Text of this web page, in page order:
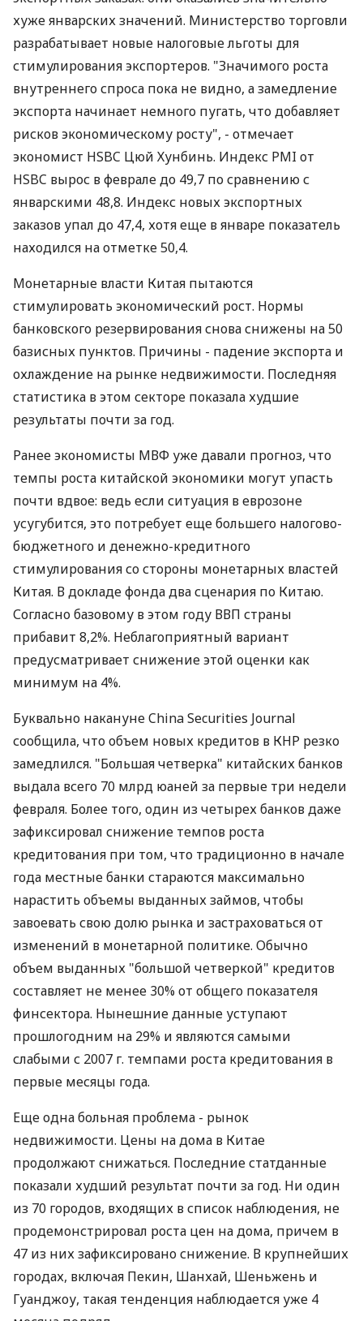
хуже январских значений. Министерство торговли
разрабатывает новые налоговые льготы для
стимулирования экспортеров. "Значимого роста
внутреннего спроса пока не видно, а замедление
экспорта начинает немного пугать, что добавляет
рисков экономическому росту", - отмечает
экономист HSBC Цюй Хунбинь. Индекс PMI от
HSBC вырос в феврале до 49,7 по сравнению с
январскими 48,8. Индекс новых экспортных
заказов упал до 47,4, хотя еще в январе показатель
находился на отметке 50,4.
Монетарные власти Китая пытаются
стимулировать экономический рост. Нормы
банковского резервирования снова снижены на 50
базисных пунктов. Причины - падение экспорта и
охлаждение на рынке недвижимости. Последняя
статистика в этом секторе показала худшие
результаты почти за год.
Ранее экономисты МВФ уже давали прогноз, что
темпы роста китайской экономики могут упасть
почти вдвое: ведь если ситуация в еврозоне
усугубится, это потребует еще большего налогово-
бюджетного и денежно-кредитного
стимулирования со стороны монетарных властей
Китая. В докладе фонда два сценария по Китаю.
Согласно базовому в этом году ВВП страны
прибавит 8,2%. Неблагоприятный вариант
предусматривает снижение этой оценки как
минимум на 4%.
Буквально накануне China Securities Journal
сообщила, что объем новых кредитов в КНР резко
замедлился. "Большая четверка" китайских банков
выдала всего 70 млрд юаней за первые три недели
февраля. Более того, один из четырех банков даже
зафиксировал снижение темпов роста
кредитования при том, что традиционно в начале
года местные банки стараются максимально
нарастить объемы выданных займов, чтобы
завоевать свою долю рынка и застраховаться от
изменений в монетарной политике. Обычно
объем выданных "большой четверкой" кредитов
составляет не менее 30% от общего показателя
финсектора. Нынешние данные уступают
прошлогодним на 29% и являются самыми
слабыми с 2007 г. темпами роста кредитования в
первые месяцы года.
Еще одна больная проблема - рынок
недвижимости. Цены на дома в Китае
продолжают снижаться. Последние статданные
показали худший результат почти за год. Ни один
из 70 городов, входящих в список наблюдения, не
продемонстрировал роста цен на дома, причем в
47 из них зафиксировано снижение. В крупнейших
городах, включая Пекин, Шанхай, Шеньжень и
Гуанджоу, такая тенденция наблюдается уже 4